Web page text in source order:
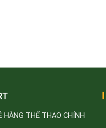
HÀNG THỂ THAO CHÍNH